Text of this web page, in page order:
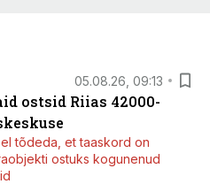
05.08.26, 09:13
ostsid Riias 42000-
tõdeda, et taaskord on
ostuks kogunenud